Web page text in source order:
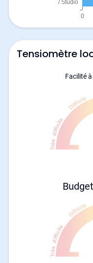
Tensiomètre
Facilité